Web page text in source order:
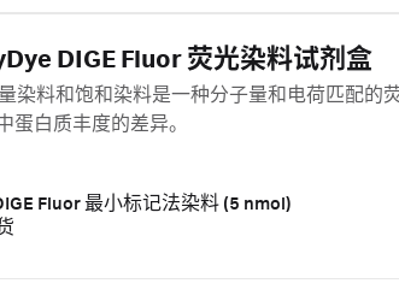
DIGE Fluor 荧光染料试剂盒
量染料和饱和染料是一种分子量和电荷匹配的
蛋白质丰度的差异。
Fluor 最小标记法染料 (5 nmol)